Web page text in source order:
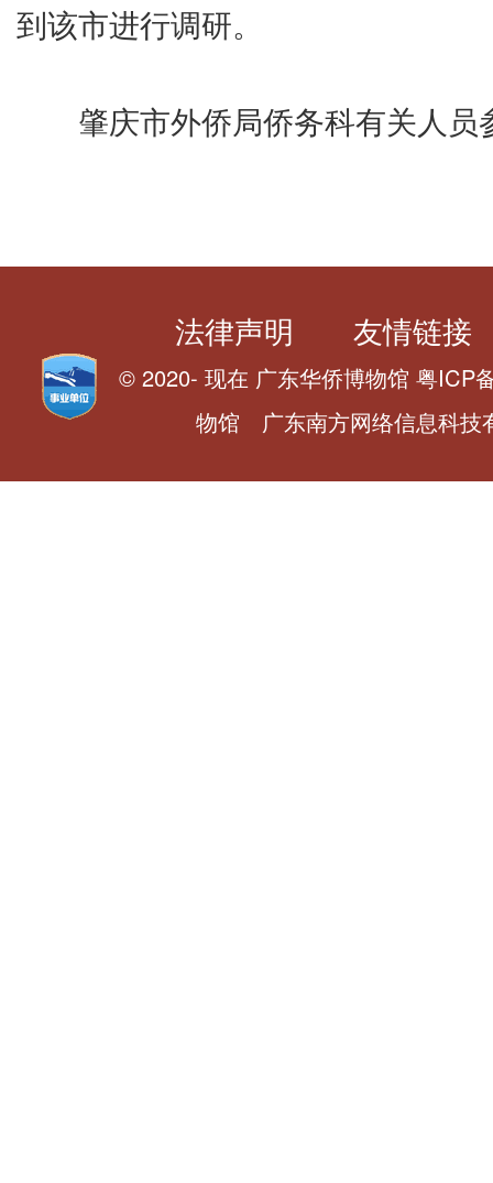
到该市进行调研。
肇庆市外侨局侨务科有关人员
法律声明 友情链接
© 2020- 现在 广东华侨博物馆 粤ICP
物馆 广东南方网络信息科技